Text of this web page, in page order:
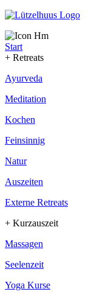
Start
+ Retreats
Ayurveda
Meditation
Kochen
Feinsinnig
Natur
Auszeiten
Externe Retreats
+ Kurzauszeit
Massagen
Seelenzeit
Yoga Kurse